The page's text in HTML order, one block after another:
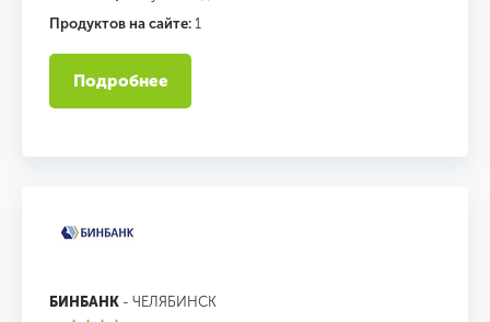
Продуктов на сайте: 1
Подробнее
БИНБАНК - ЧЕЛЯБИНСК